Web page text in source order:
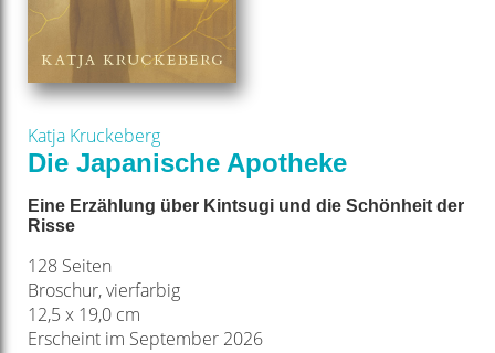
Katja Kruckeberg
Die Japanische Apotheke
Eine Erzählung über Kintsugi und die Schönheit der
Risse
128 Seiten
Broschur, vierfarbig
12,5 x 19,0 cm
Erscheint im September 2026